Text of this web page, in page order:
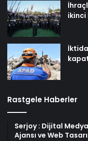
ikinci
Rastgele Haberler
Serjoy : Dijital Medya
Ajansı ve Web